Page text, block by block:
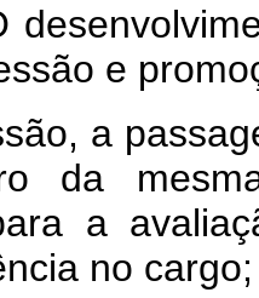
e
a
da
a
no cargo;